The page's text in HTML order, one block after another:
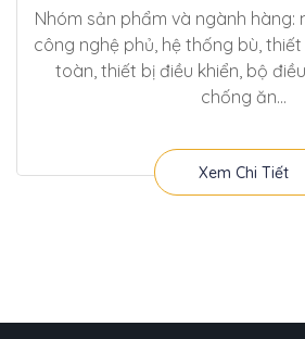
Nhóm sản phẩm và ngành hàng:
công nghệ phủ, hệ thống bù,
toàn, thiết bị điều khiển, bộ
chống ăn...
Xem Chi Tiết